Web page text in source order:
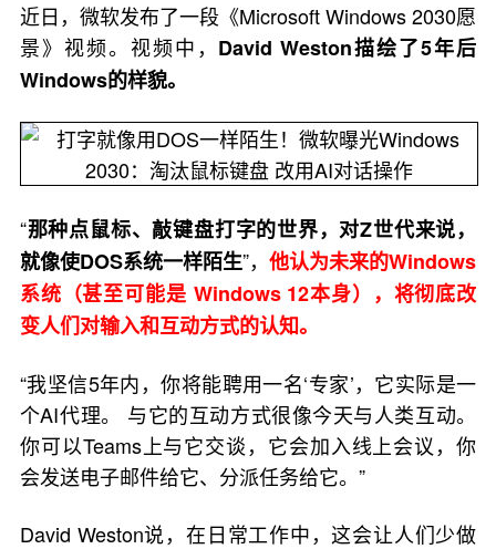
近日，微软发布了一段《Microsoft Windows 2030愿
景》视频。视频中， David Weston描绘了5年后
Windows的样貌。
“那种点鼠标、敲键盘打字的世界，对Z世代来说，
就像使DOS系统一样陌生”，他认为未来的Windows
系统（甚至可能是 Windows 12本身），将彻底改
变人们对输入和互动方式的认知。
“我坚信5年内，你将能聘用一名‘专家’，它实际是一
个AI代理。 与它的互动方式很像今天与人类互动。
你可以Teams上与它交谈，它会加入线上会议，你
会发送电子邮件给它、分派任务给它。”
David Weston说，在日常工作中，这会让人们少做